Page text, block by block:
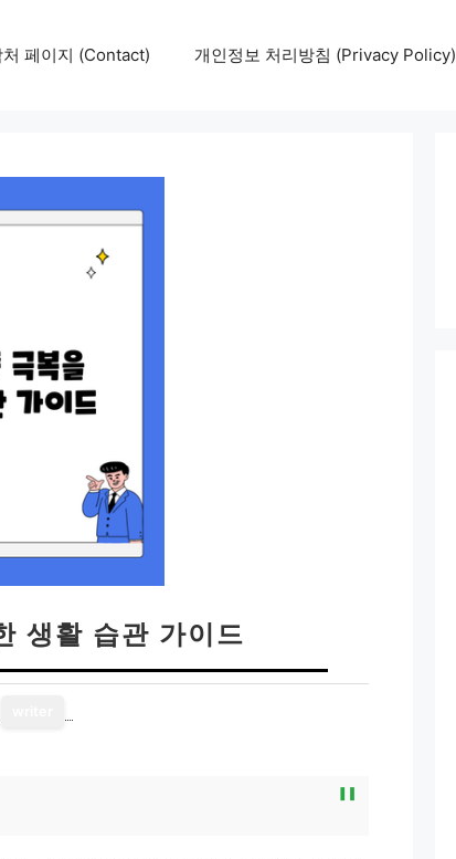
처 페이지 (Contact) 개인정보 처리방침 (Privacy Policy)
생활 습관 가이드